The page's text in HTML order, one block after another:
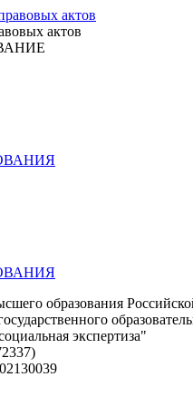
актов
образования
экспертиза"